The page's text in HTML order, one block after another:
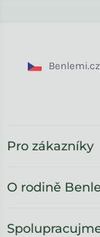
Benlemi.cz
Pro zákazníky
O rodině